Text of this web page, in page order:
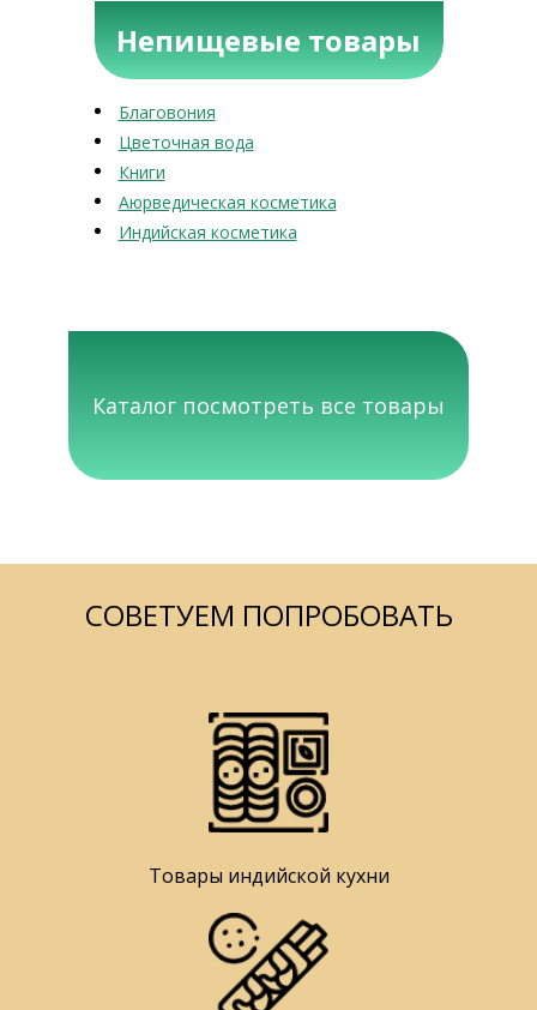
Непищевые товары
Благовония
Цветочная вода
Книги
Аюрведическая косметика
Индийская косметика
Каталог посмотреть все товары
СОВЕТУЕМ ПОПРОБОВАТЬ
Товары индийской кухни